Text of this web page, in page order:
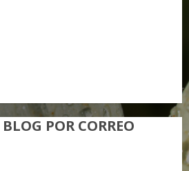
POR CORREO